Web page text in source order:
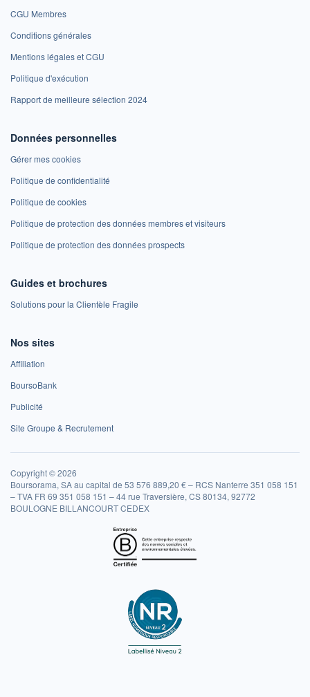
CGU Membres
Conditions générales
Mentions légales et CGU
Politique d'exécution
Rapport de meilleure sélection 2024
Données personnelles
Gérer mes cookies
Politique de confidentialité
Politique de cookies
Politique de protection des données membres et visiteurs
Politique de protection des données prospects
Guides et brochures
Solutions pour la Clientèle Fragile
Nos sites
Affiliation
BoursoBank
Publicité
Site Groupe & Recrutement
Copyright © 2026
Boursorama, SA au capital de 53 576 889,20 € – RCS Nanterre 351 058 151
– TVA FR 69 351 058 151 – 44 rue Traversière, CS 80134, 92772
BOULOGNE BILLANCOURT CEDEX